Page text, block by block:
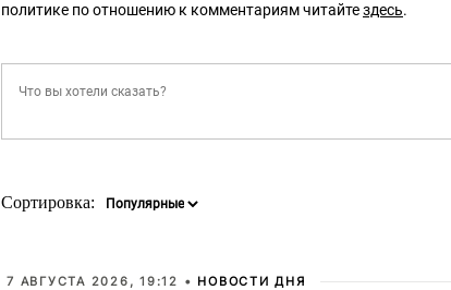
политике по отношению к комментариям читайтездесь.
Сортировка:
7 АВГУСТА 2026, 19:12 • НОВОСТИ ДНЯ